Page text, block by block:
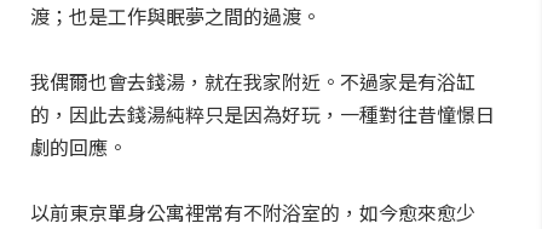
渡；也是工作與眠夢之間的過渡。
我偶爾也會去錢湯，就在我家附近。不過家是有浴缸
的，因此去錢湯純粹只是因為好玩，一種對往昔憧憬日
劇的回應。
以前東京單身公寓裡常有不附浴室的，如今愈來愈少